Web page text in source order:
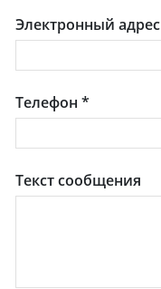
Электронный адрес
Телефон*
Текст сообщения